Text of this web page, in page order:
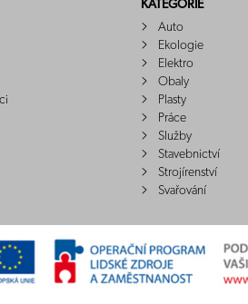
KATEGORIE
Auto
Ekologie
Elektro
Obaly
Plasty
Práce
Služby
Stavebnictví
Strojírenství
Svařování